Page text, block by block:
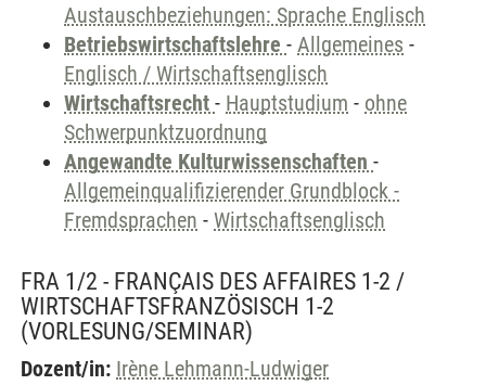
Austauschbeziehungen: Sprache Englisch
Betriebswirtschaftslehre - Allgemeines -
Englisch / Wirtschaftsenglisch
Wirtschaftsrecht - Hauptstudium - ohne
Schwerpunktzuordnung
Angewandte Kulturwissenschaften -
Allgemeinqualifizierender Grundblock -
Fremdsprachen - Wirtschaftsenglisch
FRA 1/2 - FRANÇAIS DES AFFAIRES 1-2 /
WIRTSCHAFTSFRANZÖSISCH 1-2
(VORLESUNG/SEMINAR)
Dozent/in: Irène Lehmann-Ludwiger